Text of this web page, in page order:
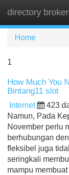
directory broker
Home
1
How Much You
Bintang11 slot
Internet 423
Namun, Pada
November perlu
berhubungan
fleksibel juga
seringkali
mampu